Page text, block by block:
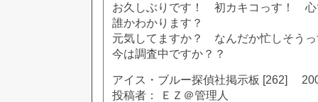
お久しぶりです！ 初カキコっす！ 心
誰かわかります？
元気してますか？ なんだか忙しそう
今は調査中ですか？？
アイス・ブルー探偵社掲示板 [262]
投稿者： ＥＺ＠管理人